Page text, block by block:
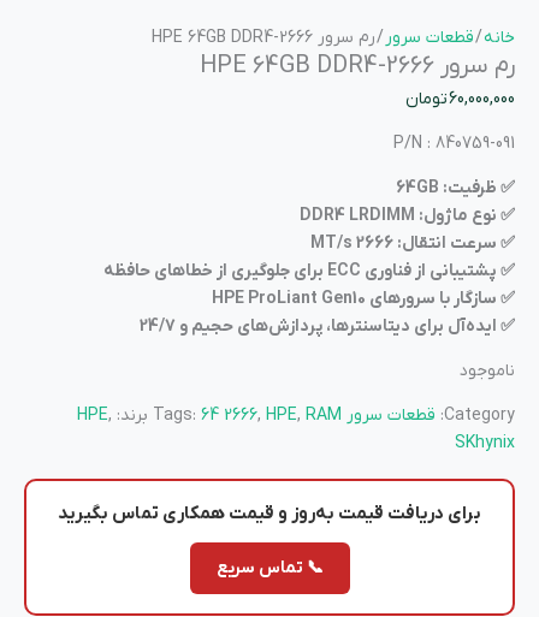
خانه/قطعات سرور/ رم سرور HPE 64GB DDR4-2666
رم سرور HPE 64GB DDR4-2666
60,000,000تومان
P/N : 840759-091
✅ ظرفیت: 64GB
✅ نوع ماژول: DDR4 LRDIMM
✅ سرعت انتقال: 2666 MT/s
✅ پشتیبانی از فناوری ECC برای جلوگیری از خطاهای حافظه
✅ سازگار با سرورهای HPE ProLiant Gen10
✅ ایده‌آل برای دیتاسنترها، پردازش‌های حجیم و 24/7
ناموجود
Category: قطعات سرور Tags: 64 2666, HPE, RAM برند: HPE,
SKhynix
برای دریافت قیمت به‌روز و قیمت همکاری تماس بگیرید
📞 تماس سریع